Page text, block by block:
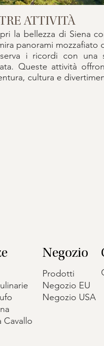
ATTIVITÀ
la bellezza di Siena
panorami mozzafiato
i ricordi con una
Queste attività
cultura e
Cavallo
Negozio
Prodotti
Negozio EU
Negozio USA